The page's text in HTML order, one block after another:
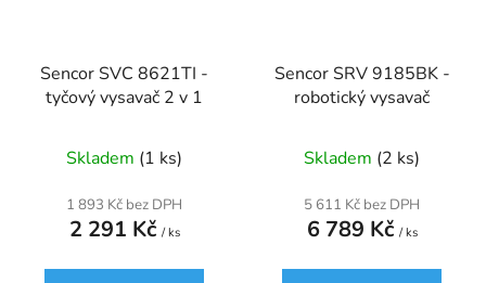
Sencor SVC 8621TI -
tyčový vysavač 2 v 1
Skladem (1 ks)
1 893 Kč bez DPH
2 291 Kč / ks
Sencor SRV 9185BK -
robotický vysavač
Skladem (2 ks)
5 611 Kč bez DPH
6 789 Kč / ks